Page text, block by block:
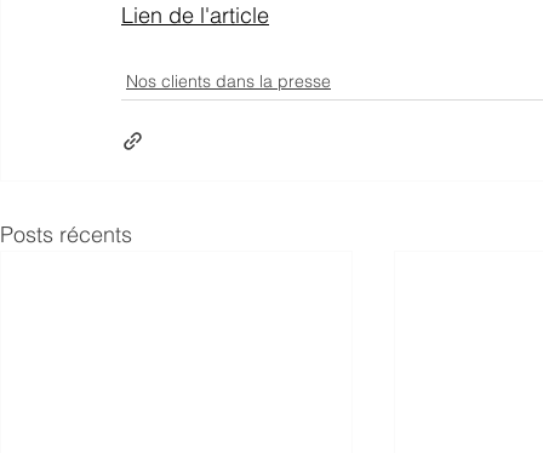
Lien de l'article
Nos clients dans la presse
Posts récents